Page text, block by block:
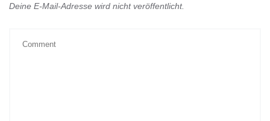
Deine E-Mail-Adresse wird nicht veröffentlicht.